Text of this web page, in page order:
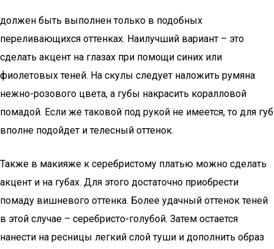
должен быть выполнен только в подобных
переливающихся оттенках. Наилучший вариант – это
сделать акцент на глазах при помощи синих или
фиолетовых теней. На скулы следует наложить румяна
нежно-розового цвета, а губы накрасить коралловой
помадой. Если же таковой под рукой не имеется, то для губ
вполне подойдет и телесный оттенок.
Также в макияже к серебристому платью можно сделать
акцент и на губах. Для этого достаточно приобрести
помаду вишневого оттенка. Более удачный оттенок теней
в этой случае – серебристо-голубой. Затем остается
нанести на ресницы легкий слой туши и дополнить образ